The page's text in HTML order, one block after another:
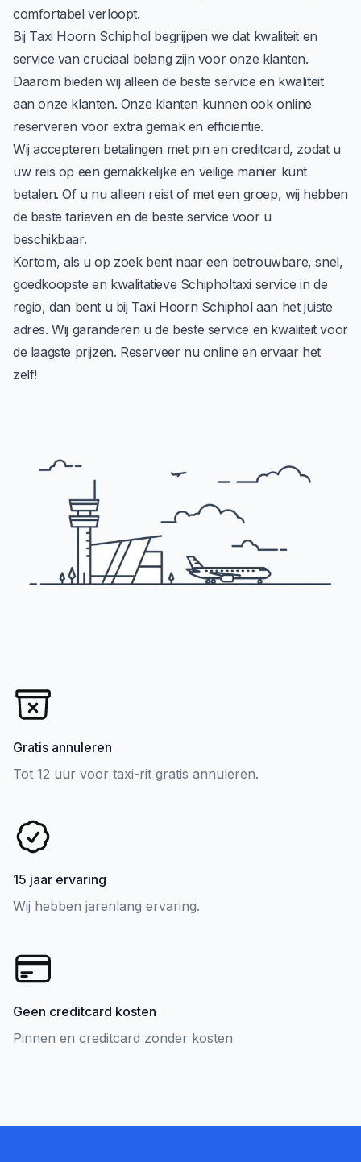
comfortabel verloopt.
Bij Taxi Hoorn Schiphol begrijpen we dat kwaliteit en
service van cruciaal belang zijn voor onze klanten.
Daarom bieden wij alleen de beste service en kwaliteit
aan onze klanten. Onze klanten kunnen ook online
reserveren voor extra gemak en efficiëntie.
Wij accepteren betalingen met pin en creditcard, zodat u
uw reis op een gemakkelijke en veilige manier kunt
betalen. Of u nu alleen reist of met een groep, wij hebben
de beste tarieven en de beste service voor u
beschikbaar.
Kortom, als u op zoek bent naar een betrouwbare, snel,
goedkoopste en kwalitatieve Schipholtaxi service in de
regio, dan bent u bij Taxi Hoorn Schiphol aan het juiste
adres. Wij garanderen u de beste service en kwaliteit voor
de laagste prijzen. Reserveer nu online en ervaar het
zelf!
Gratis annuleren
Tot 12 uur voor taxi-rit gratis annuleren.
15 jaar ervaring
Wij hebben jarenlang ervaring.
Geen creditcard kosten
Pinnen en creditcard zonder kosten